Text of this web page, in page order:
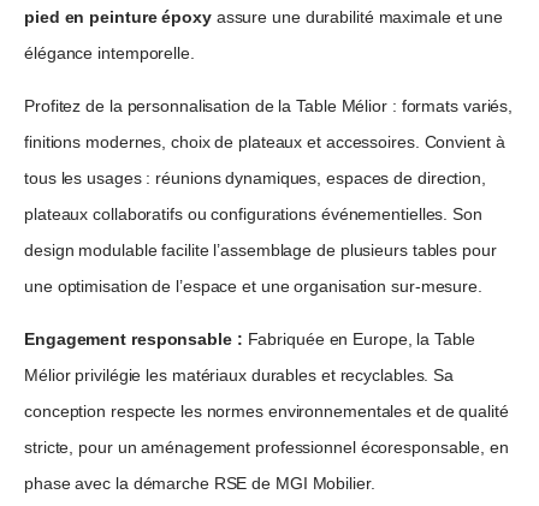
pied en peinture époxyassure une durabilité maximale et une
élégance intemporelle.
Profitez de la personnalisation de la Table Mélior : formats variés,
finitions modernes, choix de plateaux et accessoires. Convient à
tous les usages : réunions dynamiques, espaces de direction,
plateaux collaboratifs ou configurations événementielles. Son
design modulable facilite l’assemblage de plusieurs tables pour
une optimisation de l’espace et une organisation sur-mesure.
Engagement responsable : Fabriquée en Europe, la Table
Mélior privilégie les matériaux durables et recyclables. Sa
conception respecte les normes environnementales et de qualité
stricte, pour un aménagement professionnel écoresponsable, en
phase avec la démarche RSE de MGI Mobilier.